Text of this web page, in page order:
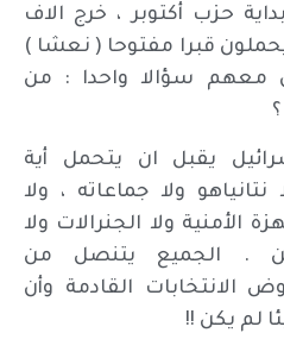
حزب أكتوبر ، خرج الاف
قبرا مفتوحا ( نعشا )
معهم سؤالا واحدا : من
يقبل ان يتحمل أية
ولا جماعاته ، ولا
الأمنية ولا الجنرالات ولا
. الجميع يتنصل من
الانتخابات القادمة وأن
لم يكن !!